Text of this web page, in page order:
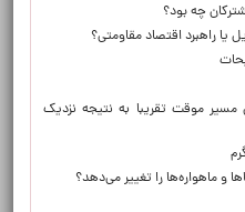
چه بود؟
راهبرد اقتصاد مقاومتی؟
مسیر موقت تقریبا به نتیجه نزدیک
ماهواره‌ها را تغییر می‌دهد؟